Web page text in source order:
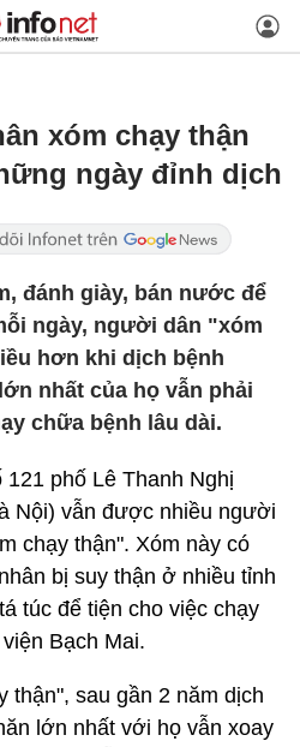
xóm chạy thận
ngày đỉnh dịch
đánh giày, bán nước để
ngày, người dân "xóm
hơn khi dịch bệnh
nhất của họ vẫn phải
chữa bệnh lâu dài.
phố Lê Thanh Nghị
Nội) vẫn được nhiều người
chạy thận". Xóm này có
bị suy thận ở nhiều tỉnh
túc để tiện cho việc chạy
Bạch Mai.
thận", sau gần 2 năm dịch
lớn nhất với họ vẫn xoay